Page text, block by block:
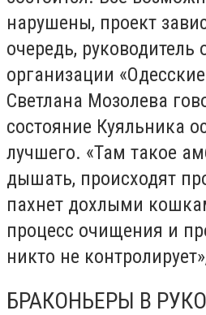
нарушены, проект
очередь, руководитель
организации
Светлана Мозолева
состояние Куяльника
лучшего. «Там такое
дышать, происходят
пахнет дохлыми
процесс очищения и
никто не
БРАКОНЬЕРЫ В